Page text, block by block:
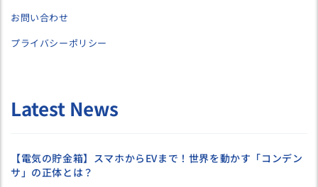
お問い合わせ
プライバシーポリシー
Latest News
【電気の貯金箱】スマホからEVまで！世界を動かす「コンデン
サ」の正体とは？